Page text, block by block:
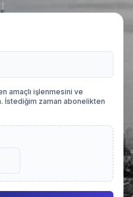
amaçlı işlenmesini ve
İstediğim zaman abonelikten